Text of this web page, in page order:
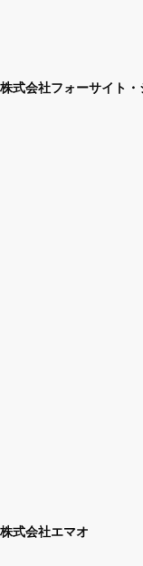
株式会社フォーサイト・
株式会社エマオ